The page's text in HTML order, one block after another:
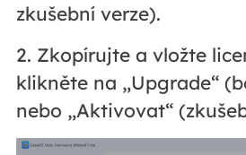
zkušební verze).
2. Zkopírujte a vložte
klikněte na „Upgrade“
nebo „Aktivovat“